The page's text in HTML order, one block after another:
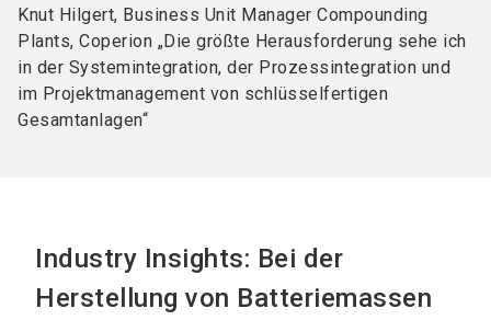
Knut Hilgert, Business Unit Manager Compounding
Plants, Coperion „Die größte Herausforderung sehe ich
in der Systemintegration, der Prozessintegration und
im Projektmanagement von schlüsselfertigen
Gesamtanlagen“
Industry Insights: Bei der
Herstellung von Batteriemassen